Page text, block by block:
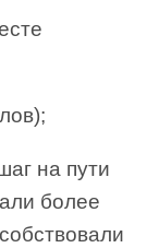
на пути
более